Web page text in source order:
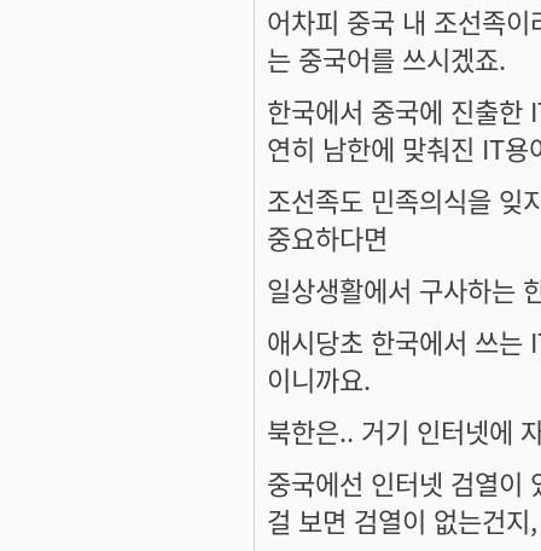
어차피 중국 내 조선족
는 중국어를 쓰시겠죠.
한국에서 중국에 진출한
연히 남한에 맞춰진 IT용
조선족도 민족의식을 잊
중요하다면
일상생활에서 구사하는
애시당초 한국에서 쓰는
이니까요.
북한은.. 거기 인터넷에
중국에선 인터넷 검열이
걸 보면 검열이 없는건